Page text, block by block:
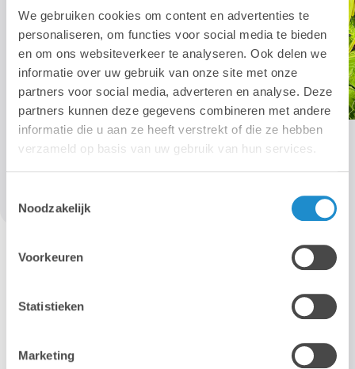
We gebruiken cookies om content en advertenties te
personaliseren, om functies voor social media te bieden
en om ons websiteverkeer te analyseren. Ook delen we
informatie over uw gebruik van onze site met onze
partners voor social media, adverteren en analyse. Deze
partners kunnen deze gegevens combineren met andere
informatie die u aan ze heeft verstrekt of die ze hebben
verzameld op basis van uw gebruik van hun services.
Noodzakelijk
Voorkeuren
Statistieken
Marketing